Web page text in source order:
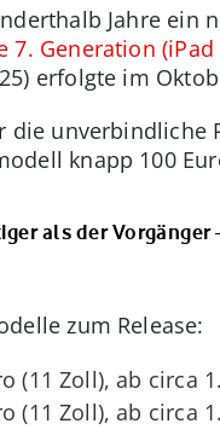
Jahre ein
7. Generation
erfolgte im
unverbindliche
knapp 100
als der
zum Release:
(11 Zoll), ab circa
(11 Zoll), ab circa